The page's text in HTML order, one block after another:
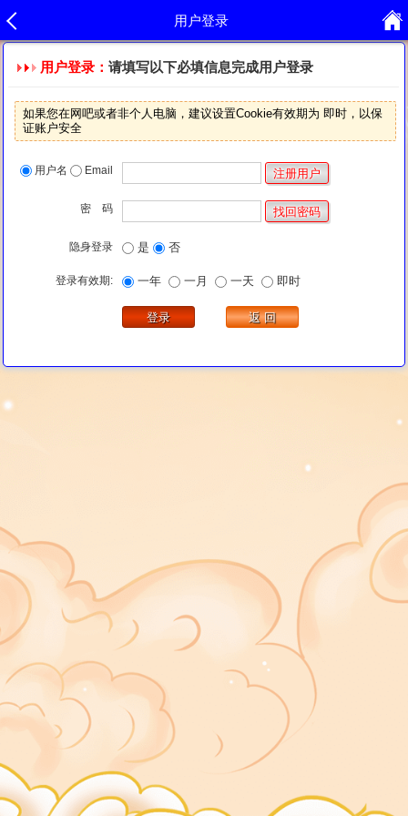
用户登录
用户登录：请填写以下必填信息完成用户登录
如果您在网吧或者非个人电脑，建议设置Cookie有效期为 即时，以保
证账户安全
用户名 Email
密 码
隐身登录 是 否
登录有效期: 一年 一月 一天 即时